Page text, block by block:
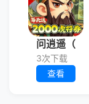
问逍遥（
3次下载
查看